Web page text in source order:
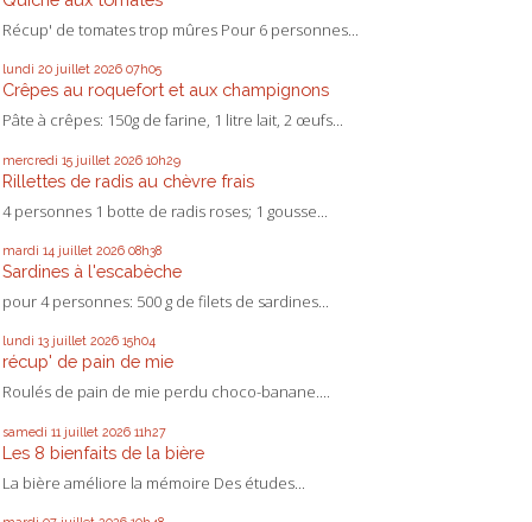
Récup' de tomates trop mûres Pour 6 personnes...
lundi 20 juillet 2026 07h05
Crêpes au roquefort et aux champignons
Pâte à crêpes: 150g de farine, 1 litre lait, 2 œufs...
mercredi 15 juillet 2026 10h29
Rillettes de radis au chèvre frais
4 personnes 1 botte de radis roses; 1 gousse...
mardi 14 juillet 2026 08h38
Sardines à l'escabèche
pour 4 personnes: 500 g de filets de sardines...
lundi 13 juillet 2026 15h04
récup' de pain de mie
Roulés de pain de mie perdu choco-banane....
samedi 11 juillet 2026 11h27
Les 8 bienfaits de la bière
La bière améliore la mémoire Des études...